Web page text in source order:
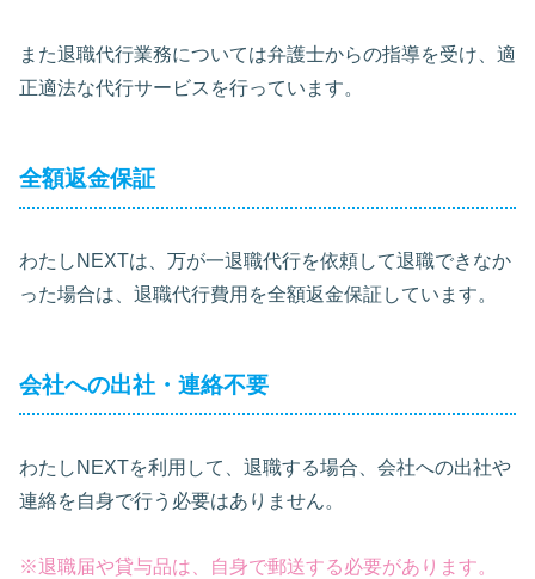
また退職代行業務については弁護士からの指導を受け、適
正適法な代行サービスを行っています。
全額返金保証
わたしNEXTは、万が一退職代行を依頼して退職できなか
った場合は、退職代行費用を全額返金保証しています。
会社への出社・連絡不要
わたしNEXTを利用して、退職する場合、会社への出社や
連絡を自身で行う必要はありません。
※退職届や貸与品は、自身で郵送する必要があります。